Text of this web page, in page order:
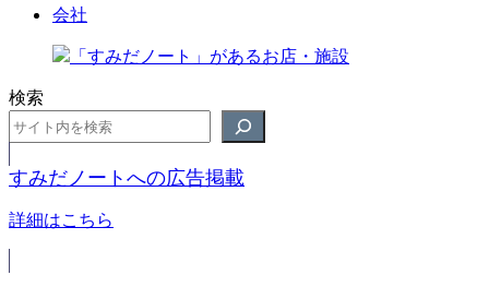
会社
検索
すみだノートへの広告掲載
詳細はこちら